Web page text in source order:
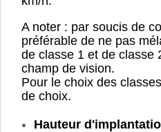
A noter : par soucis de
préférable de ne pas
de classe 1 et de classe
champ de vision.
Pour le choix des
de choix.
Hauteur